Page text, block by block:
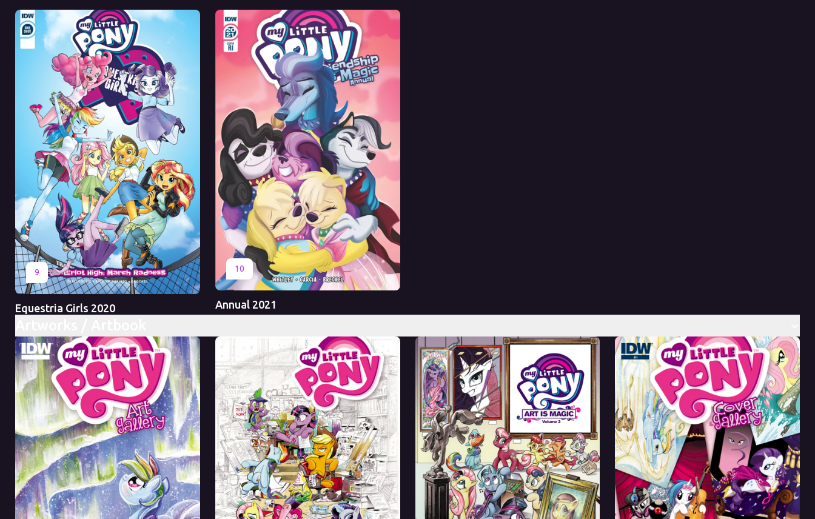
9Оригинал Перевод
Equestria Girls 2020
10
Оригинал Перевод
Annual 2021